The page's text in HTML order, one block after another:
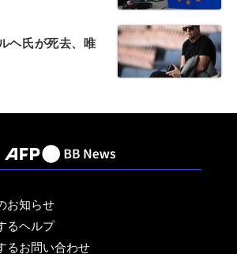
ヘ氏が死去、唯
お知らせ
るヘルプ
るお問い合わせ